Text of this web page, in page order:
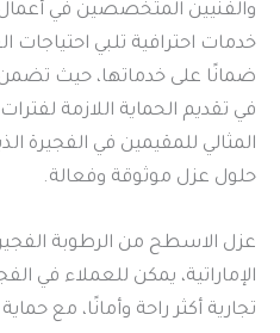
والفنيين المتخصصين في
خدمات احترافية تلبي احتياجات
ضمانًا على خدماتها، حيث
في تقديم الحماية اللازمة
المثالي للمقيمين في
حلول عزل موثوقة وفعالة.
عزل الاسطح من الرطوبة
الإماراتية، يمكن للعملاء في
تجارية أكثر راحة وأمانًا، مع